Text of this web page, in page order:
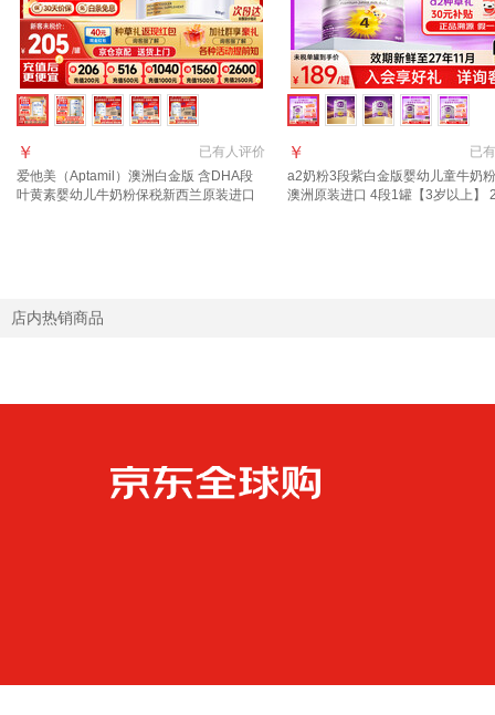
已有人评价
￥
爱他美（Aptamil）澳洲白金版 含DHA段
叶黄素婴幼儿牛奶粉保税新西兰原装进口
已有
￥
a2奶粉3段紫白金版婴幼儿童牛奶
澳洲原装进口 4段1罐【3岁以上】
店内热销商品